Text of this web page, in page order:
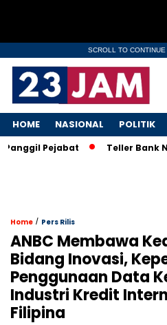
SCROLL TO
HOME NASIONAL POLITIK
Pejabat Teller Bank
Home / Pers Rilis
ANBC Membawa
Bidang Inovasi,
Penggunaan Data
Industri Kredit
Filipina